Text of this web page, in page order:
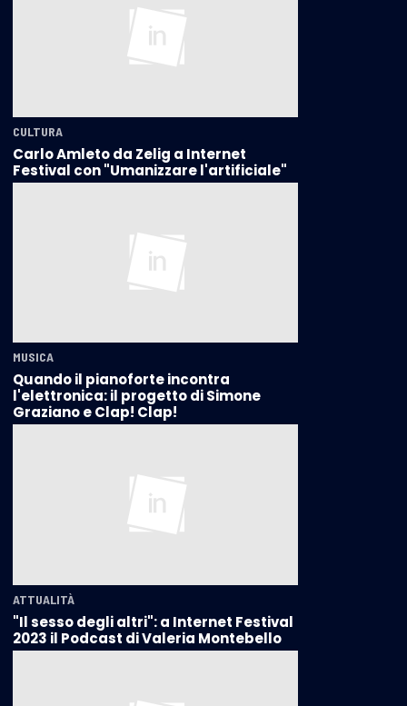
CULTURA
Carlo Amleto da Zelig a Internet
Festival con "Umanizzare l'artificiale"
MUSICA
Quando il pianoforte incontra
l'elettronica: il progetto di Simone
Graziano e Clap! Clap!
ATTUALITÀ
"Il sesso degli altri": a Internet Festival
2023 il Podcast di Valeria Montebello